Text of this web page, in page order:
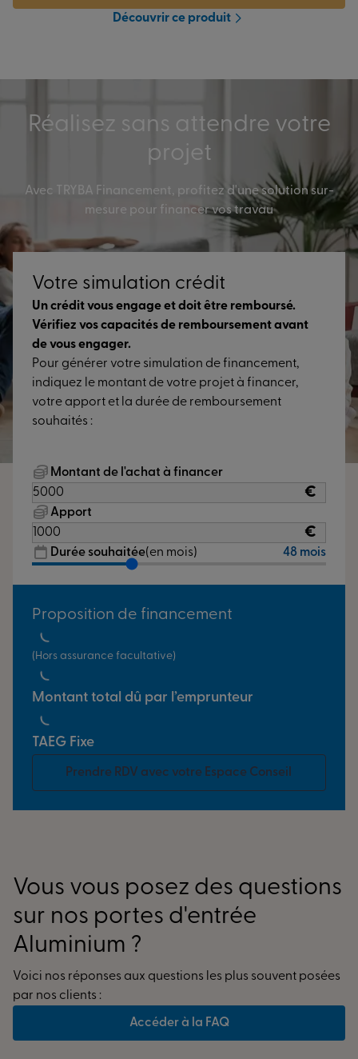
Découvrir ce produit
Réalisez sans attendre votre
projet
Avec TRYBA Financement, profitez d'une solution sur-
mesure pour financer vos travau
Votre simulation crédit
Un crédit vous engage et doit être remboursé.
Vérifiez vos capacités de remboursement avant
de vous engager.
Pour générer votre simulation de financement,
indiquez le montant de votre projet à financer,
votre apport et la durée de remboursement
souhaités :
Montant de l'achat à financer
€
Apport
€
Durée souhaitée(en mois) 48 mois
Proposition de financement
(Hors assurance facultative)
Montant total dû par l’emprunteur
TAEG Fixe
Prendre RDV avec votre Espace Conseil
Vous vous posez des questions
sur nos portes d'entrée
Aluminium ?
Voici nos réponses aux questions les plus souvent posées
par nos clients :
Accéder à la FAQ